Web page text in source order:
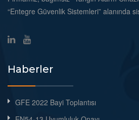
“Entegre Güvenlik Sistemleri” alanında
Haberler
GFE 2022 Bayi Toplantısı